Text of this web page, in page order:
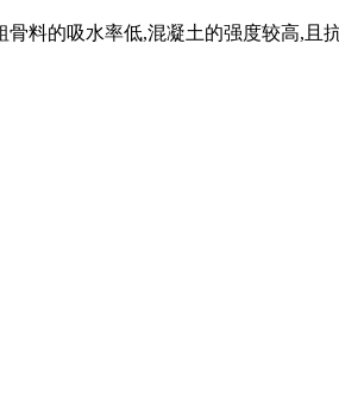
料的吸水率低,混凝土的强度较高,且